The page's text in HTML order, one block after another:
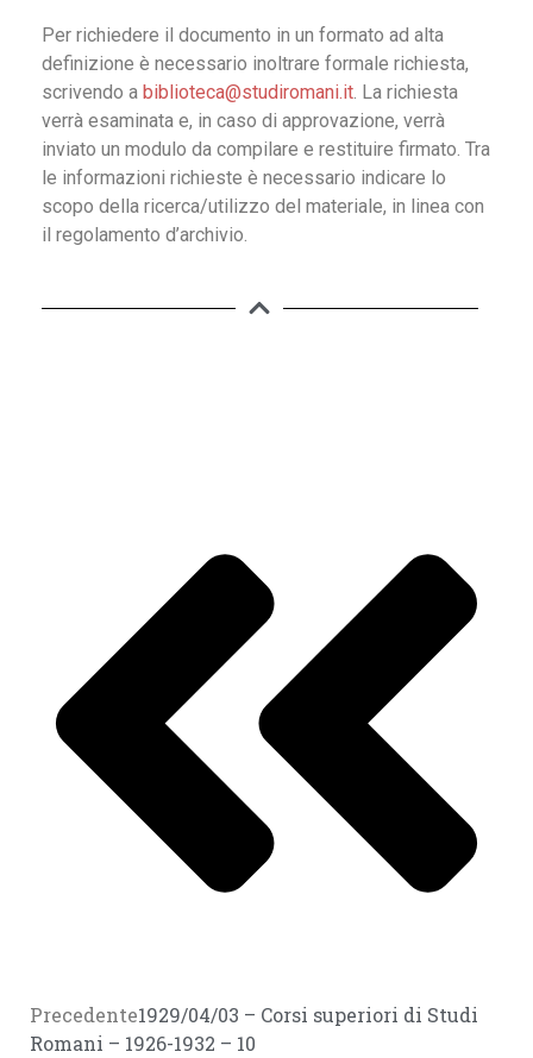
Per richiedere il documento in un formato ad alta
definizione è necessario inoltrare formale richiesta,
scrivendo a biblioteca@studiromani.it. La richiesta
verrà esaminata e, in caso di approvazione, verrà
inviato un modulo da compilare e restituire firmato. Tra
le informazioni richieste è necessario indicare lo
scopo della ricerca/utilizzo del materiale, in linea con
il regolamento d’archivio.
Precedente1929/04/03 – Corsi superiori di Studi
Romani – 1926-1932 – 10